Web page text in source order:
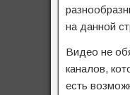
на данной
Видео не
каналов,
есть